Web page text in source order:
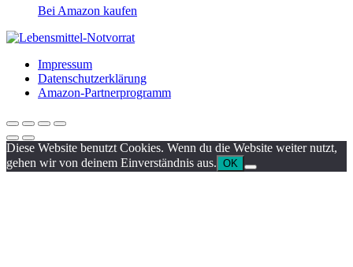
Bei Amazon kaufen
Impressum
Datenschutzerklärung
Amazon-Partnerprogramm
Diese Website benutzt Cookies. Wenn du die Website weiter nutzt,
gehen wir von deinem Einverständnis aus. OK